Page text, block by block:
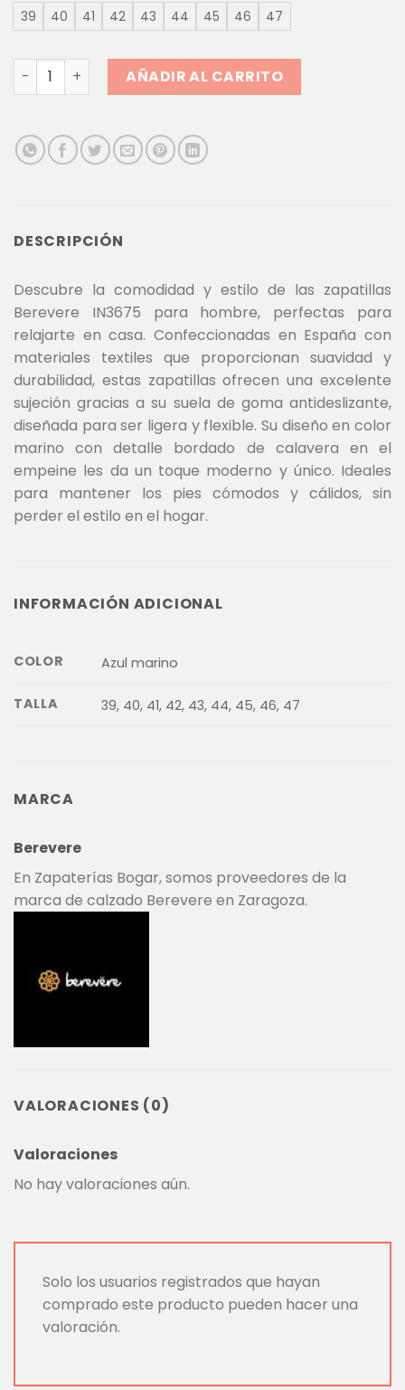
39 40 41 42 43 44 45 46 47
ZAPATILLAS HOMBRE BEREVERE IN3675 | COMODIDAD
AÑADIR AL CARRITO
DESCRIPCIÓN
Descubre la comodidad y estilo de las zapatillas
Berevere IN3675 para hombre, perfectas para
relajarte en casa. Confeccionadas en España con
materiales textiles que proporcionan suavidad y
durabilidad, estas zapatillas ofrecen una excelente
sujeción gracias a su suela de goma antideslizante,
diseñada para ser ligera y flexible. Su diseño en color
marino con detalle bordado de calavera en el
empeine les da un toque moderno y único. Ideales
para mantener los pies cómodos y cálidos, sin
perder el estilo en el hogar.
INFORMACIÓN ADICIONAL
COLOR Azul marino
TALLA 39, 40, 41, 42, 43, 44, 45, 46, 47
MARCA
Berevere
En Zapaterías Bogar, somos proveedores de la
marca de calzado Berevere en Zaragoza.
VALORACIONES (0)
Valoraciones
No hay valoraciones aún.
Solo los usuarios registrados que hayan
comprado este producto pueden hacer una
valoración.